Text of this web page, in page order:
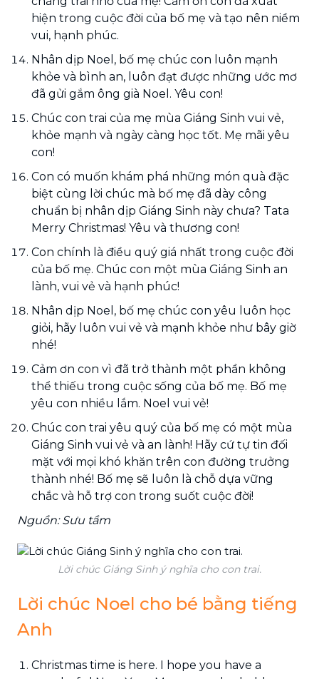
hiện trong cuộc đời của bố mẹ và tạo nên niềm
vui, hạnh phúc.
Nhân dịp Noel, bố mẹ chúc con luôn mạnh
khỏe và bình an, luôn đạt được những ước mơ
đã gửi gắm ông già Noel. Yêu con!
Chúc con trai của mẹ mùa Giáng Sinh vui vẻ,
khỏe mạnh và ngày càng học tốt. Mẹ mãi yêu
con!
Con có muốn khám phá những món quà đặc
biệt cùng lời chúc mà bố mẹ đã dày công
chuẩn bị nhân dịp Giáng Sinh này chưa? Tata
Merry Christmas! Yêu và thương con!
Con chính là điều quý giá nhất trong cuộc đời
của bố mẹ. Chúc con một mùa Giáng Sinh an
lành, vui vẻ và hạnh phúc!
Nhân dịp Noel, bố mẹ chúc con yêu luôn học
giỏi, hãy luôn vui vẻ và mạnh khỏe như bây giờ
nhé!
Cảm ơn con vì đã trở thành một phần không
thể thiếu trong cuộc sống của bố mẹ. Bố mẹ
yêu con nhiều lắm. Noel vui vẻ!
Chúc con trai yêu quý của bố mẹ có một mùa
Giáng Sinh vui vẻ và an lành! Hãy cứ tự tin đối
mặt với mọi khó khăn trên con đường trưởng
thành nhé! Bố mẹ sẽ luôn là chỗ dựa vững
chắc và hỗ trợ con trong suốt cuộc đời!
Nguồn: Sưu tầm
Lời chúc Giáng Sinh ý nghĩa cho con trai.
Lời chúc Noel cho bé bằng tiếng
Anh
Christmas time is here. I hope you have a